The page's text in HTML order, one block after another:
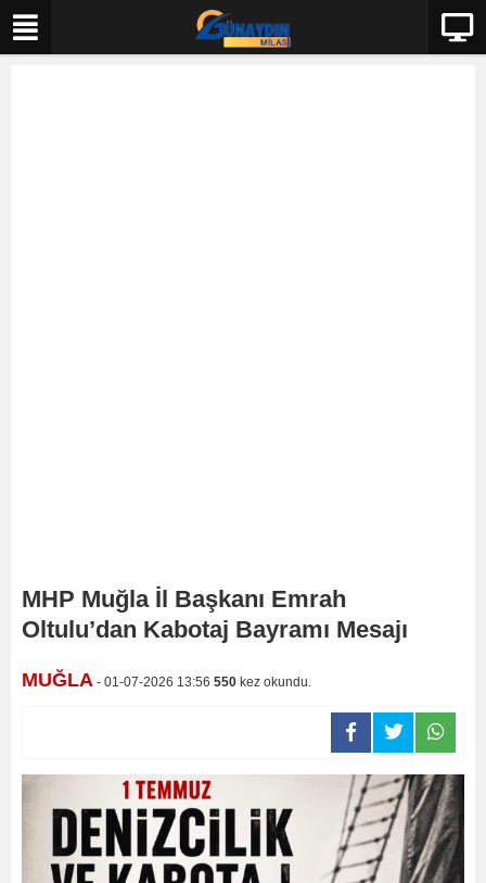
MHP Muğla İl Başkanı Emrah
Oltulu’dan Kabotaj Bayramı Mesajı
MUĞLA - 01-07-2026 13:56 550 kez okundu.